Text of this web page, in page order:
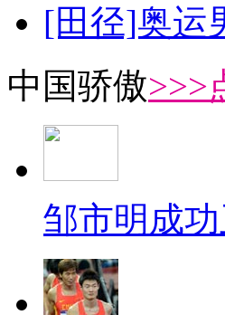
[田径]奥运
中国骄傲>>>
邹市明成